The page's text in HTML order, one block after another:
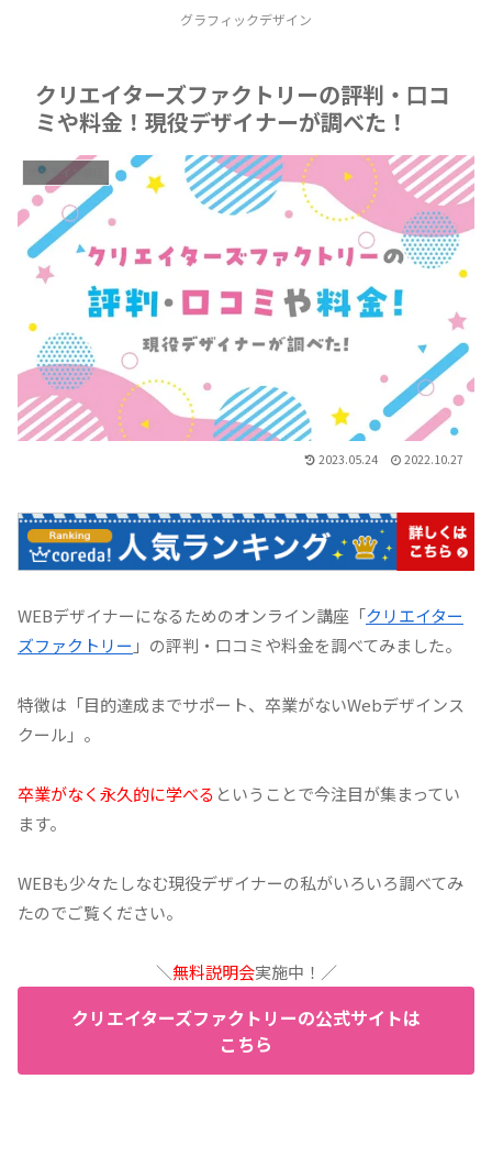
グラフィックデザイン
クリエイターズファクトリーの評判・口コ
ミや料金！現役デザイナーが調べた！
オンライン講座
2023.05.24 2022.10.27
WEBデザイナーになるためのオンライン講座「クリエイター
ズファクトリー 」の評判・口コミや料金を調べてみました。
特徴は「目的達成までサポート、卒業がないWebデザインス
クール」。
卒業がなく永久的に学べる ということで今注目が集まってい
ます。
WEBも少々たしなむ現役デザイナーの私がいろいろ調べてみ
たのでご覧ください。
＼無料説明会実施中！／
クリエイターズファクトリーの公式サイトは
こちら